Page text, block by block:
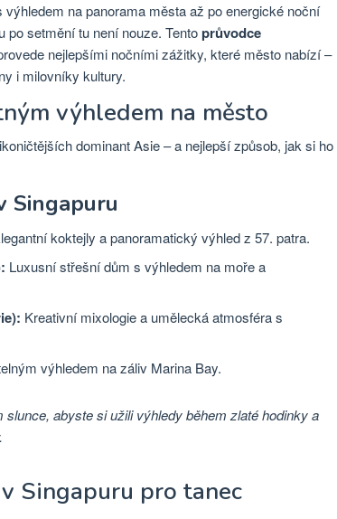
na panorama města až po energické noční
po setmění tu není nouze. Tentoprůvodce
nejlepšími nočními zážitky, které město nabízí –
i milovníky kultury.
výhledem na město
dominant Asie – a nejlepší způsob, jak si ho
Singapuru
koktejly a panoramatický výhled z 57. patra.
Luxusní střešní dům s výhledem na moře a
Kreativní mixologie a umělecká atmosféra s
výhledem na záliv Marina Bay.
slunce, abyste si užili výhledy během zlaté hodinky a
Singapuru pro tanec